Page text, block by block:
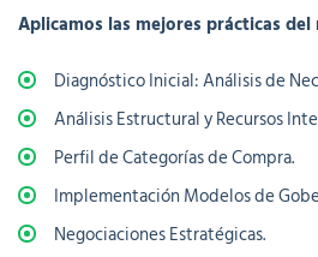
Aplicamos las mejores prácticas del
Diagnóstico Inicial: Análisis de
Análisis Estructural y Recursos
Perfil de Categorías de Compra.
Implementación Modelos de
Negociaciones Estratégicas.